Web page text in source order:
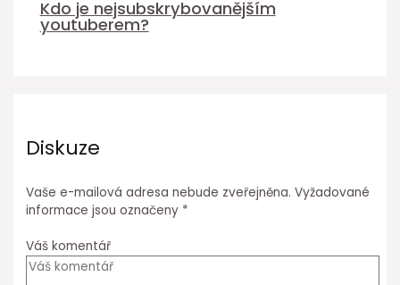
Kdo je nejsubskrybovanějším
youtuberem?
Diskuze
Vaše e-mailová adresa nebude zveřejněna. Vyžadované
informace jsou označeny *
Váš komentář